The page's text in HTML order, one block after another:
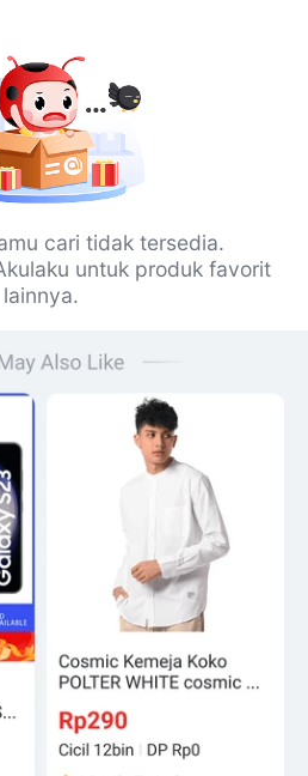
cari tidak tersedia.
untuk produk favorit
lainnya.